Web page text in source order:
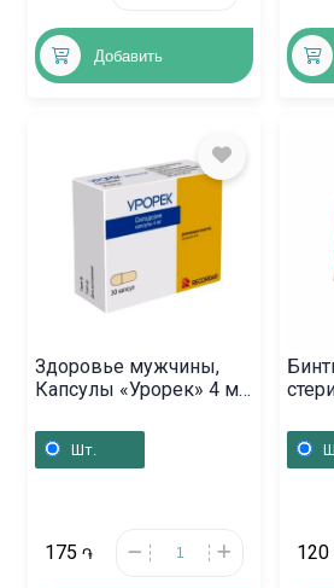
Добавить
Здоровье мужчины,
Капсулы «Урорек» 4 мг,
Шт.
175 ֏ 120